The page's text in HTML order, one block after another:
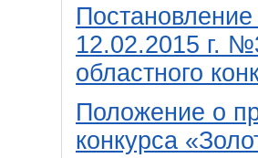
12.02.2015 г.
областного
Положение о
конкурса